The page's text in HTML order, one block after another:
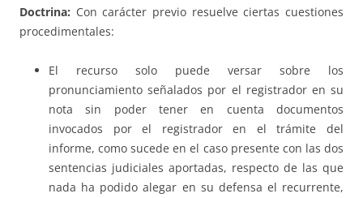
Doctrina: Con carácter previo resuelve ciertas cuestiones
procedimentales:
El recurso solo puede versar sobre los
pronunciamiento señalados por el registrador en su
nota sin poder tener en cuenta documentos
invocados por el registrador en el trámite del
informe, como sucede en el caso presente con las dos
sentencias judiciales aportadas, respecto de las que
nada ha podido alegar en su defensa el recurrente,